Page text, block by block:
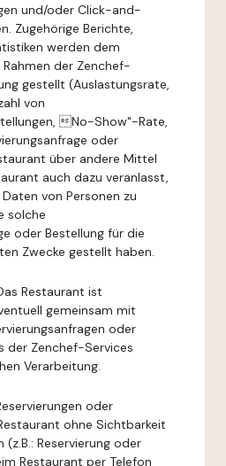
und/oder Click-and-
Zugehörige Berichte,
werden dem
der Zenchef-
gestellt (Auslastungsrate,
von
No-Show"-Rate,
oder
über andere Mittel
auch dazu veranlasst,
von Personen zu
solche
oder Bestellung für die
Zwecke gestellt haben.
Restaurant ist
gemeinsam mit
oder
der Zenchef-Services
Verarbeitung.
oder
ohne Sichtbarkeit
Reservierung oder
Restaurant per Telefon